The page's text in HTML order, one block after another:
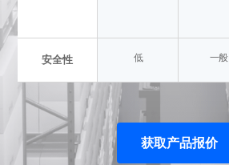
安全性 低 一般
获取产品报价